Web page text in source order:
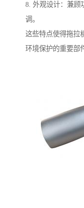
8. 外观设计：兼顾
调。
这些特点使得拖拉
环境保护的重要部